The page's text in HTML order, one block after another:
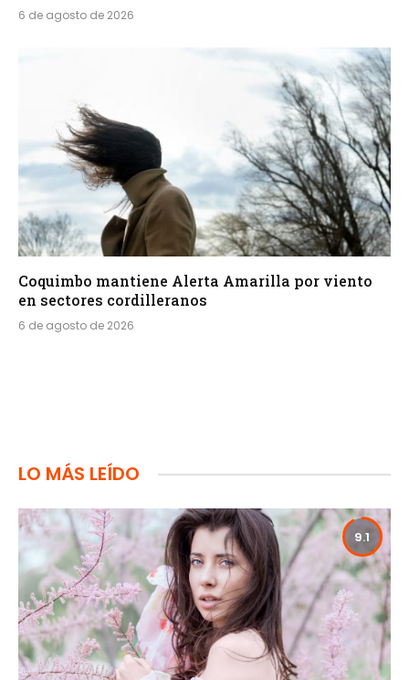
6 de agosto de 2026
Coquimbo mantiene Alerta Amarilla por viento
en sectores cordilleranos
6 de agosto de 2026
LO MÁS LEÍDO
9.1